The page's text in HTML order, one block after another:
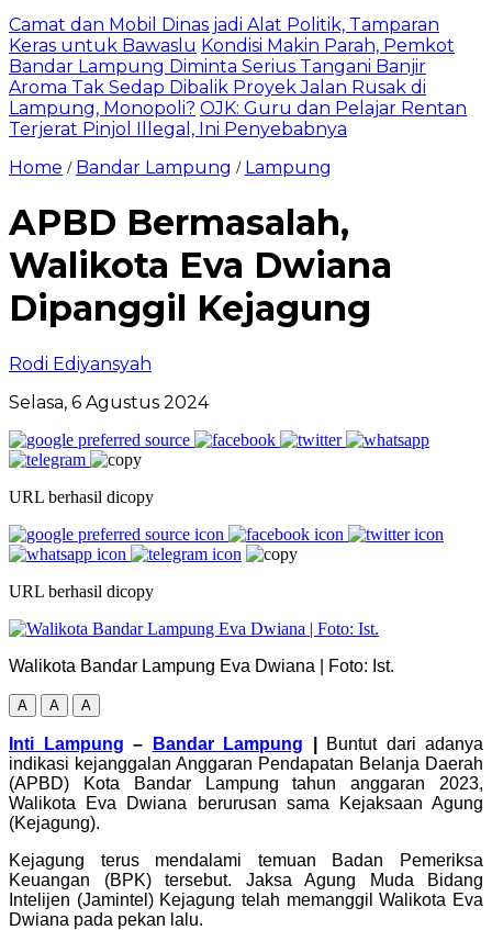
Camat dan Mobil Dinas jadi Alat Politik, Tamparan
Keras untuk Bawaslu Kondisi Makin Parah, Pemkot
Bandar Lampung Diminta Serius Tangani Banjir
Aroma Tak Sedap Dibalik Proyek Jalan Rusak di
Lampung, Monopoli? OJK: Guru dan Pelajar Rentan
Terjerat Pinjol Illegal, Ini Penyebabnya
Home / Bandar Lampung / Lampung
APBD Bermasalah,
Walikota Eva Dwiana
Dipanggil Kejagung
Rodi Ediyansyah
Selasa, 6 Agustus 2024
URL berhasil dicopy
URL berhasil dicopy
Walikota Bandar Lampung Eva Dwiana | Foto: Ist.
A A A
Inti Lampung – Bandar Lampung
Buntut dari adanya
indikasi kejanggalan Anggaran Pendapatan Belanja Daerah
(APBD) Kota Bandar Lampung tahun anggaran 2023,
Walikota Eva Dwiana berurusan sama Kejaksaan Agung
(Kejagung).
Kejagung terus mendalami temuan Badan Pemeriksa
Keuangan (BPK) tersebut. Jaksa Agung Muda Bidang
Intelijen (Jamintel) Kejagung telah memanggil Walikota Eva
Dwiana pada pekan lalu.